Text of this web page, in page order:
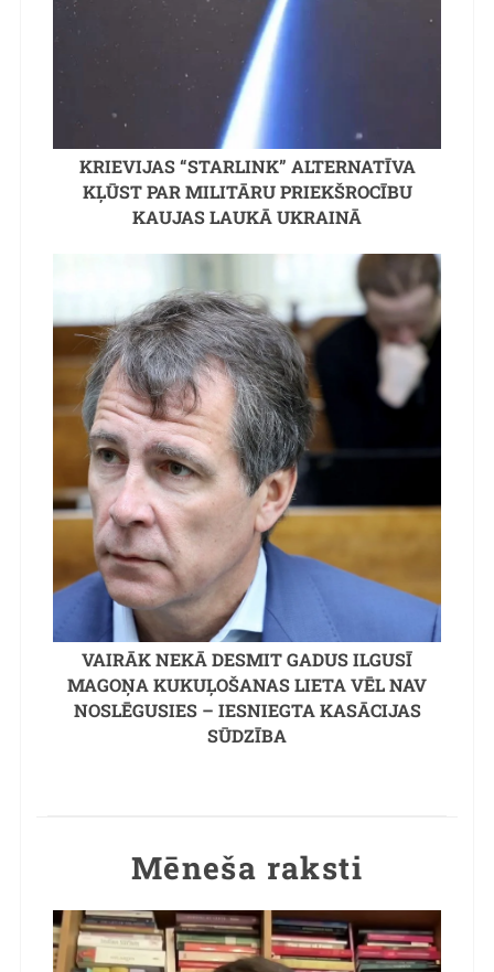
KRIEVIJAS “STARLINK” ALTERNATĪVA
KĻŪST PAR MILITĀRU PRIEKŠROCĪBU
KAUJAS LAUKĀ UKRAINĀ
VAIRĀK NEKĀ DESMIT GADUS ILGUSĪ
MAGOŅA KUKUĻOŠANAS LIETA VĒL NAV
NOSLĒGUSIES – IESNIEGTA KASĀCIJAS
SŪDZĪBA
Mēneša raksti